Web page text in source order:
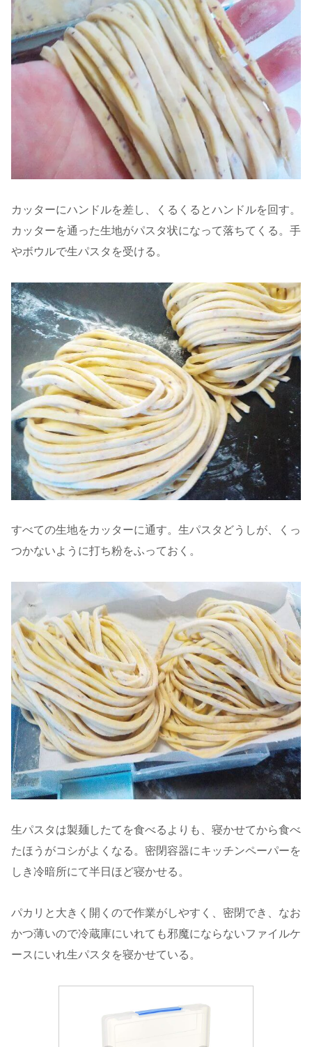
カッターにハンドルを差し、くるくるとハンドルを回す。
カッターを通った生地がパスタ状になって落ちてくる。手
やボウルで生パスタを受ける。
すべての生地をカッターに通す。生パスタどうしが、くっ
つかないように打ち粉をふっておく。
生パスタは製麺したてを食べるよりも、寝かせてから食べ
たほうがコシがよくなる。密閉容器にキッチンペーパーを
しき冷暗所にて半日ほど寝かせる。
パカリと大きく開くので作業がしやすく、密閉でき、なお
かつ薄いので冷蔵庫にいれても邪魔にならないファイルケ
ースにいれ生パスタを寝かせている。